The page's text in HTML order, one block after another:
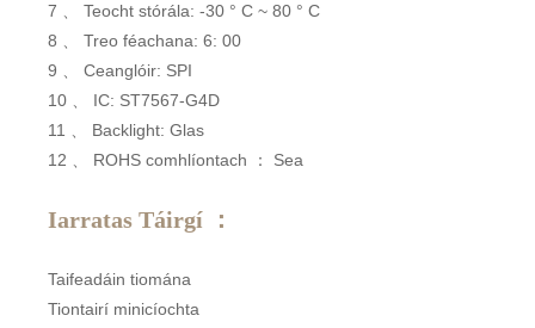
7 、 Teocht stórála: -30 ° C ~ 80 ° C
8 、 Treo féachana: 6: 00
9 、 Ceanglóir: SPI
10 、 IC: ST7567-G4D
11 、 Backlight: Glas
12 、 ROHS comhlíontach ： Sea
Iarratas Táirgí ：
Taifeadáin tiomána
Tiontairí minicíochta